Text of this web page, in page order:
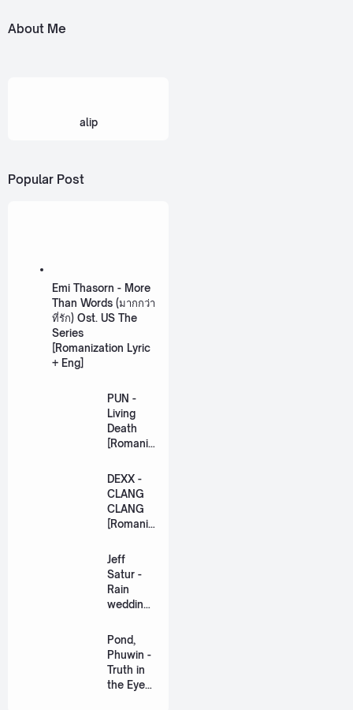
About Me
alip
Popular Post
Emi Thasorn - More
Than Words (มากกว่า
ที่รัก) Ost. US The
Series
[Romanization Lyric
+ Eng]
PUN -
Living
Death
[Romaniz
Lyric +
Eng]
DEXX -
CLANG
CLANG
[Romaniz
Lyric +
Eng]
Jeff
Satur -
Rain
wedding
วิวาห์)
Ost. The
Paradise
of Thorns
[Romaniz
Pond,
Phuwin -
Truth in
the Eyes